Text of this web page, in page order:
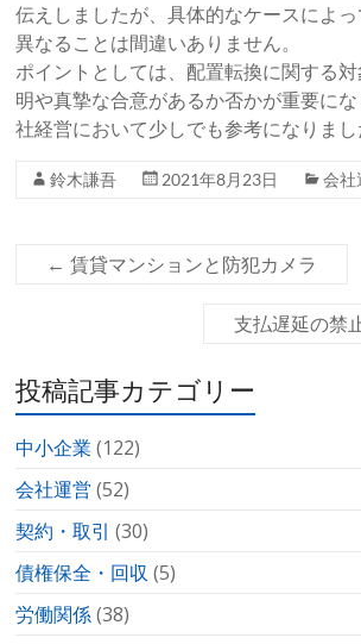
伝えしましたが、具体的なケースによ
異なることは間違いありません。
ポイントとしては、配置転換に関する
明や真摯な合意があるか否かが重要に
社経営において少しでも参考になりまし
鈴木謙吾 2021年8月23日 会社
← 賃貸マンションと防犯カメラ
支払遅延の禁
投稿記事カテゴリー
中小企業 (122)
会社運営 (52)
契約・取引 (30)
債権保全・回収 (5)
労働関係(38)